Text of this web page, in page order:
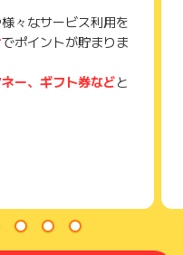
ムよりご連絡をお願いいた
々なサービス利用を
でポイントが貯まりま
ー、ギフト券などと